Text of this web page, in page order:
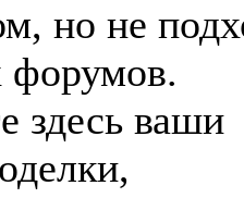
но не
форумов.
здесь ваши